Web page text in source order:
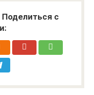
Поделиться с